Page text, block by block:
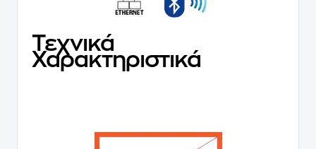
Τεχνικά
Χαρακτηριστικά